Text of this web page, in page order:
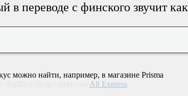
в переводе с финского звучит как
можно найти, например, в магазине Prisma
Ali Express